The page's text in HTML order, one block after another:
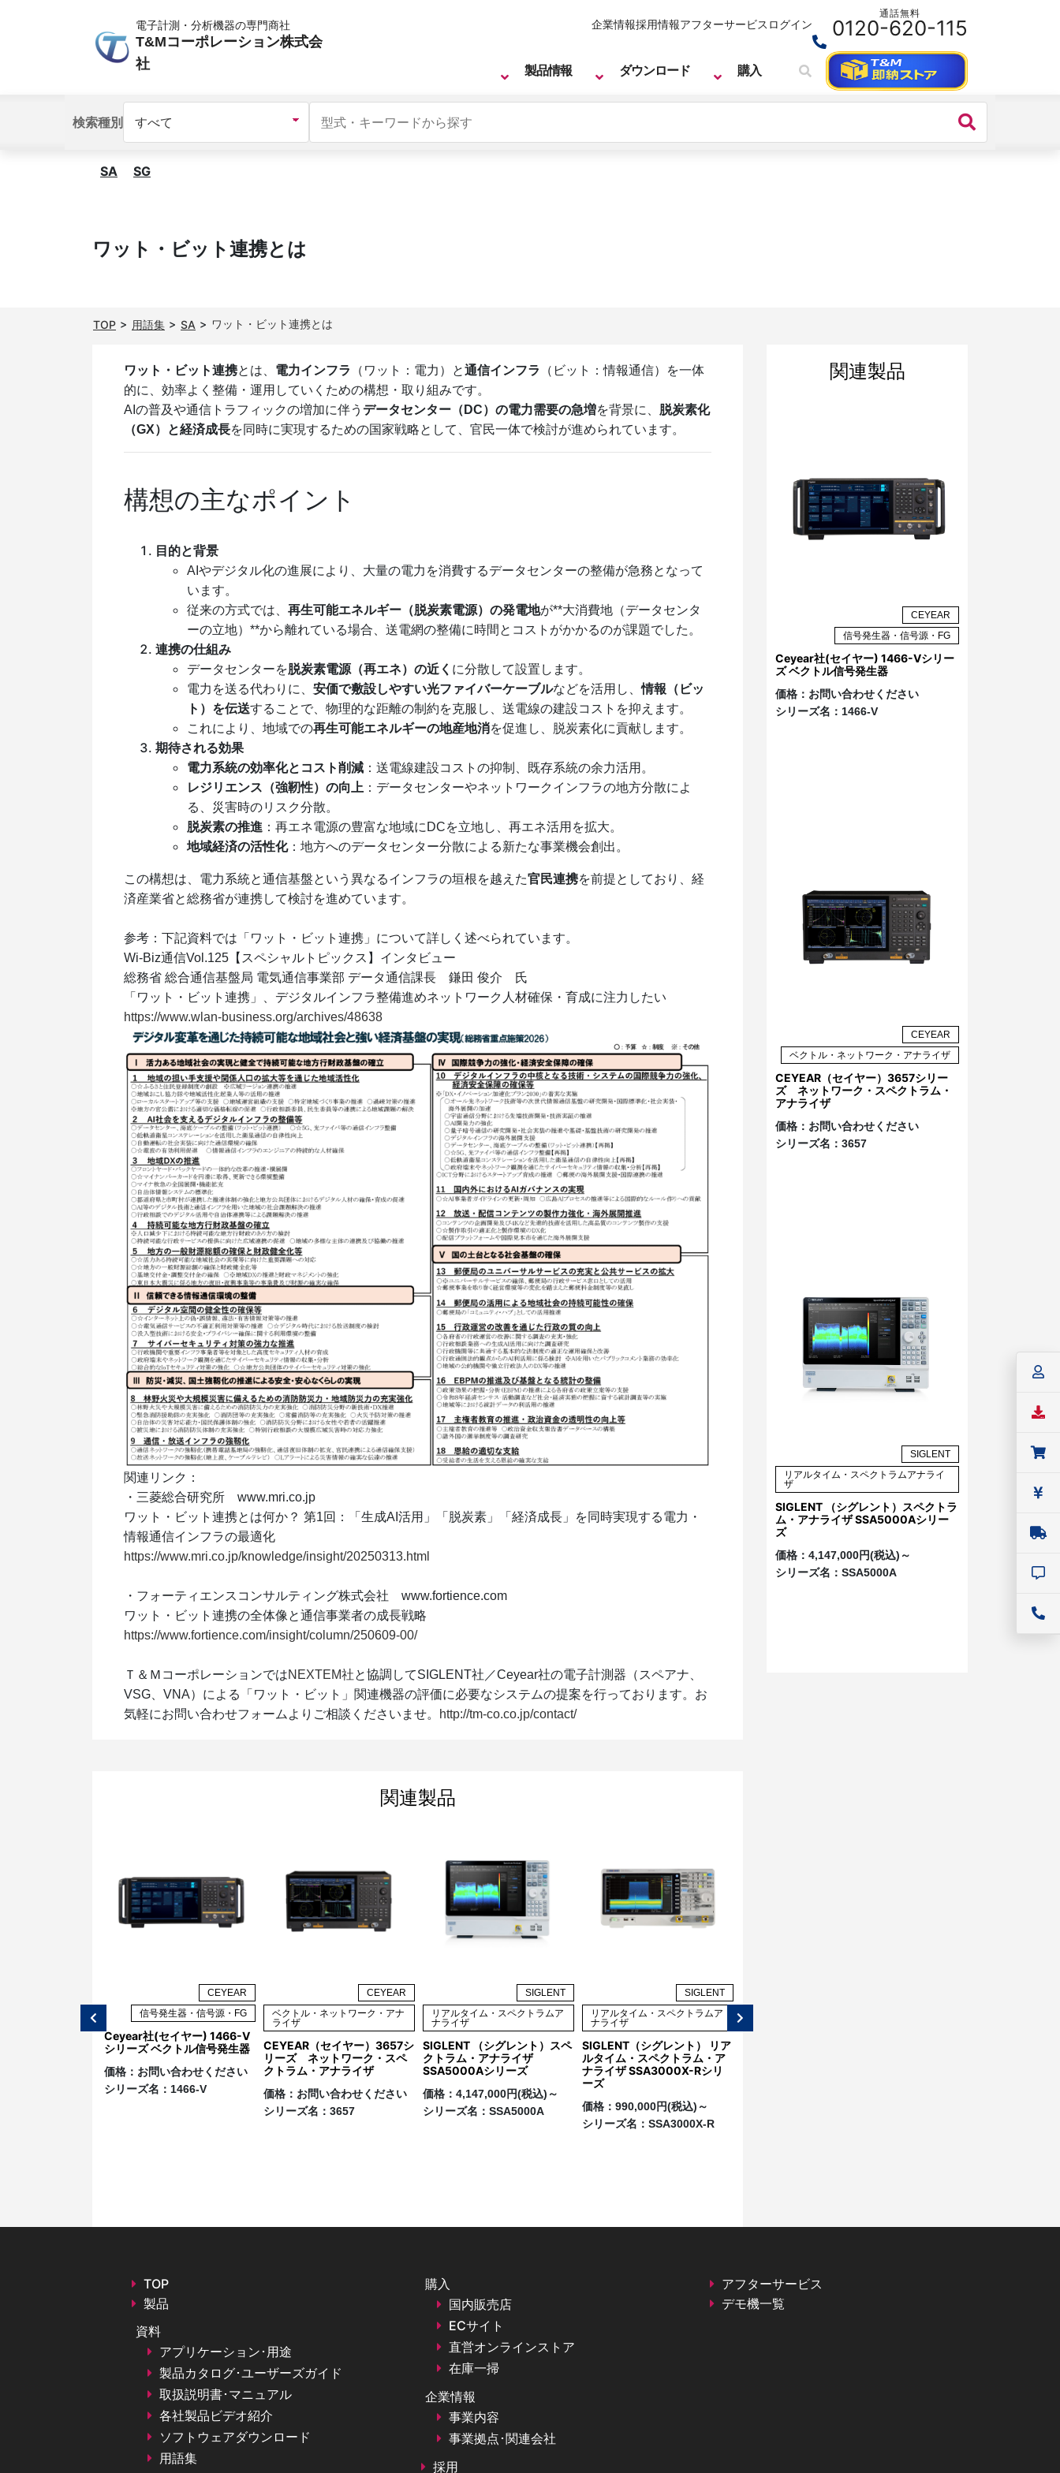
電子計測・分析機器の専門商社
T&Mコーポレーション株式会
社
製品情報 ダウンロード 購入
検索種別
企業情報採用情報アフターサービス ログイン
通話無料
0120-620-115
SA SG
ワット・ビット連携とは
TOP 用語集 SA ワット・ビット連携とは
ワット・ビット連携とは、 電力インフラ （ワット：電力）と通信インフラ
（ビット：情報通信）を一体
的に、効率よく整備・運用していくための構想・取り組みです。
AIの普及や通信トラフィックの増加に伴う データセンター（DC）の電力需要の急増を背景に、 脱炭素化
（GX）と経済成長を同時に実現するための国家戦略として、官民一体で検討が進められています。
構想の主なポイント
目的と背景
AIやデジタル化の進展により、大量の電力を消費するデータセンターの整備が急務となって
います。
従来の方式では、 再生可能エネルギー（脱炭素電源）の発電地が**大消費地（データセンタ
ーの立地）**から離れている場合、送電網の整備に時間とコストがかかるのが課題でした。
連携の仕組み
データセンターを脱炭素電源（再エネ）の近く に分散して設置します。
電力を送る代わりに、 安価で敷設しやすい光ファイバーケーブルなどを活用し、情報（ビッ
ト）を伝送することで、物理的な距離の制約を克服し、送電線の建設コストを抑えます。
これにより、地域での再生可能エネルギーの地産地消を促進し、脱炭素化に貢献します。
期待される効果
電力系統の効率化とコスト削減 ：送電線建設コストの抑制、既存系統の余力活用。
レジリエンス（強靭性）の向上 ：データセンターやネットワークインフラの地方分散によ
る、災害時のリスク分散。
脱炭素の推進 ：再エネ電源の豊富な地域にDCを立地し、再エネ活用を拡大。
地域経済の活性化：地方へのデータセンター分散による新たな事業機会創出。
この構想は、電力系統と通信基盤という異なるインフラの垣根を越えた官民連携を前提としており、経
済産業省と総務省が連携して検討を進めています。
参考：下記資料では「ワット・ビット連携」について詳しく述べられています。
Wi-Biz通信Vol.125【スペシャルトピックス】インタビュー
総務省 総合通信基盤局 電気通信事業部 データ通信課長 鎌田 俊介 氏
「ワット・ビット連携」、デジタルインフラ整備進めネットワーク人材確保・育成に注力したい
https://www.wlan-business.org/archives/48638
関連リンク：
・三菱総合研究所 www.mri.co.jp
ワット・ビット連携とは何か？ 第1回：「生成AI活用」「脱炭素」「経済成長」を同時実現する電力・
情報通信インフラの最適化
https://www.mri.co.jp/knowledge/insight/20250313.html
・フォーティエンスコンサルティング株式会社 www.fortience.com
ワット・ビット連携の全体像と通信事業者の成長戦略
https://www.fortience.com/insight/column/250609-00/
Ｔ＆ＭコーポレーションではNEXTEM社と協調してSIGLENT社／Ceyear社の電子計測器（スペアナ、
VSG、VNA）による「ワット・ビット」関連機器の評価に必要なシステムの提案を行っております。お
気軽にお問い合わせフォームよりご相談くださいませ。
http://tm-co.co.jp/contact/
関連製品
CEYEAR
信号発生器・信号源・FG
Ceyear社(セイヤー) 1466-V
シリーズ ベクトル信号発生器
価格： お問い合わせください
シリーズ名： 1466-V
CEYEAR
ベクトル・ネットワーク・アナ
ライザ
CEYEAR（セイヤー）3657シ
リーズ ネットワーク・スペ
クトラム・アナライザ
価格： お問い合わせください
シリーズ名： 3657
SIGLENT
リアルタイム・スペクトラムア
ナライザ
SIGLENT （シグレント）スペ
クトラム・アナライザ
SSA5000Aシリーズ
価格： 4,147,000円(税込)～
シリーズ名： SSA5000A
SIGLENT
リアルタイム・スペクトラムア
ナライザ
SIGLENT（シグレント） リア
ルタイム・スペクトラム・ア
ナライザ SSA3000X-Rシリ
ーズ
価格： 990,000円(税込)～
シリーズ名： SSA3000X-R
SIGLENT (シグレント)
関連製品
CEYEAR
信号発生器・信号源・FG
Ceyear社(セイヤー) 1466-Vシリー
ズ ベクトル信号発生器
価格： お問い合わせください
シリーズ名： 1466-V
CEYEAR
ベクトル・ネットワーク・アナライザ
CEYEAR（セイヤー）3657シリー
ズ ネットワーク・スペクトラム・
アナライザ
価格： お問い合わせください
シリーズ名： 3657
SIGLENT
リアルタイム・スペクトラムアナライ
ザ
SIGLENT （シグレント）スペクトラ
ム・アナライザ SSA5000Aシリー
ズ
価格： 4,147,000円(税込)～
シリーズ名： SSA5000A
TOP
製品
資料
アプリケーション･用途
製品カタログ･ユーザーズガイド
取扱説明書･マニュアル
各社製品ビデオ紹介
ソフトウェアダウンロード
用語集
購入
国内販売店
ECサイト
直営オンラインストア
在庫一掃
企業情報
事業内容
事業拠点･関連会社
採用
アフターサービス
デモ機一覧